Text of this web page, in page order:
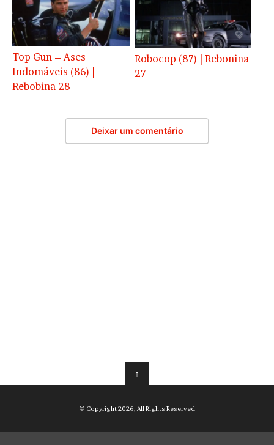
Top Gun – Ases
Indomáveis (86) |
Rebobina 28
Robocop (87) | Rebonina
27
Deixar um comentário
↑
© Copyright 2026, All Rights Reserved